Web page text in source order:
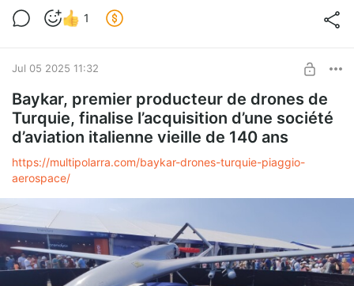
1
Jul 05 2025 11:32
Baykar, premier producteur de drones de
Turquie, finalise l’acquisition d’une société
d’aviation italienne vieille de 140 ans
https://multipolarra.com/baykar-drones-turquie-piaggio-
aerospace/